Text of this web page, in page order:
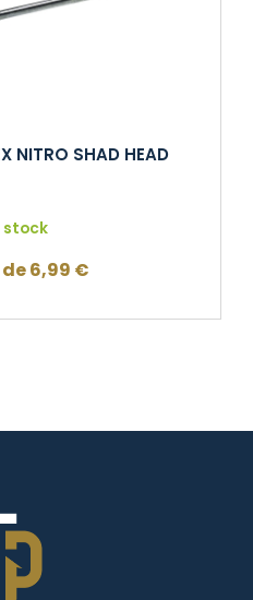
NITRO SHAD HEAD
stock
6,99 €